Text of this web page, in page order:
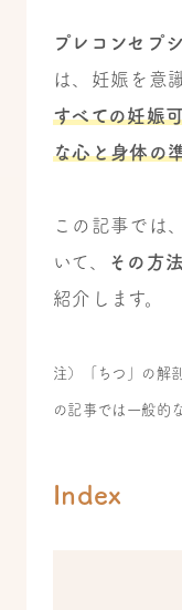
プレコンセプ
は、妊娠を意
すべての妊娠
な心と身体の
この記事では
いて、
その方
紹介します。
注）「ちつ」の解
の記事では一般的
Index